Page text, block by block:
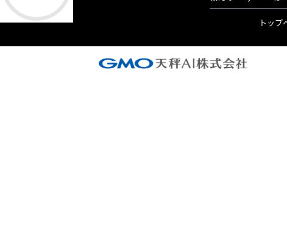
トップ